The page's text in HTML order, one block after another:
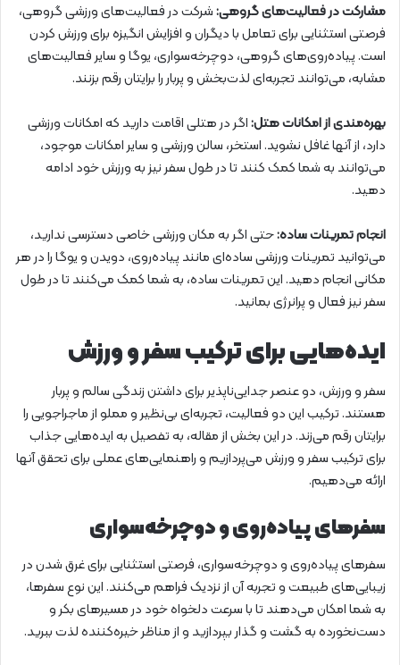
مشارکت در فعالیت‌های گروهی:شرکت در فعالیت‌های ورزشی گروهی،
فرصتی استثنایی برای تعامل با دیگران و افزایش انگیزه برای ورزش کردن
است. پیاده‌روی‌های گروهی، دوچرخه‌سواری، یوگا و سایر فعالیت‌های
مشابه، می‌توانند تجربه‌ای لذت‌بخش و پربار را برایتان رقم بزنند.
بهره‌مندی از امکانات هتل:اگر در هتلی اقامت دارید که امکانات ورزشی
دارد، از آنها غافل نشوید. استخر، سالن ورزشی و سایر امکانات موجود،
می‌توانند به شما کمک کنند تا در طول سفر نیز به ورزش خود ادامه
دهید.
انجام تمرینات ساده:حتی اگر به مکان ورزشی خاصی دسترسی ندارید،
می‌توانید تمرینات ورزشی ساده‌ای مانند پیاده‌روی، دویدن و یوگا را در هر
مکانی انجام دهید. این تمرینات ساده، به شما کمک می‌کنند تا در طول
سفر نیز فعال و پرانرژی بمانید.
ایده‌هایی برای ترکیب سفر و ورزش
سفر و ورزش، دو عنصر جدایی‌ناپذیر برای داشتن زندگی سالم و پربار
هستند. ترکیب این دو فعالیت، تجربه‌ای بی‌نظیر و مملو از ماجراجویی را
برایتان رقم می‌زند. در این بخش از مقاله، به تفصیل به ایده‌هایی جذاب
برای ترکیب سفر و ورزش می‌پردازیم و راهنمایی‌های عملی برای تحقق آنها
ارائه می‌دهیم.
سفرهای پیاده‌روی و دوچرخه‌سواری
سفرهای پیاده‌روی و دوچرخه‌سواری، فرصتی استثنایی برای غرق شدن در
زیبایی‌های طبیعت و تجربه آن از نزدیک فراهم می‌کنند. این نوع سفرها،
به شما امکان می‌دهند تا با سرعت دلخواه خود در مسیرهای بکر و
دست‌نخورده به گشت و گذار بپردازید و از مناظر خیره‌کننده لذت ببرید.